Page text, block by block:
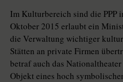
Im Kulturbereich sind die PPP
Oktober 2015 erlaubt ein
die Verwaltung wichtiger
Stätten an private Firmen
betraf auch das
Objekt eines hoch